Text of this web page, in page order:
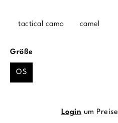
tactical camo camel
Größeauswählen
OS
Login um